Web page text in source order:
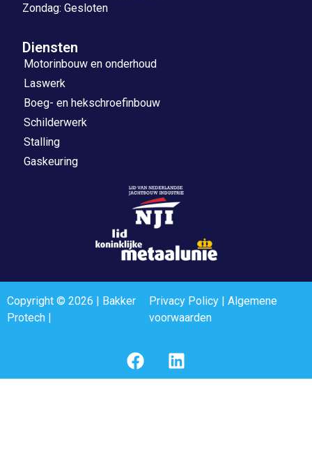
Zondag: Gesloten
Diensten
Motorinbouw en onderhoud
Laswerk
Boeg- en hekschroefinbouw
Schilderwerk
Stalling
Gaskeuring
Copyright © 2026 | Bakker
Protech |
Privacy Policy| Algemene
voorwaarden